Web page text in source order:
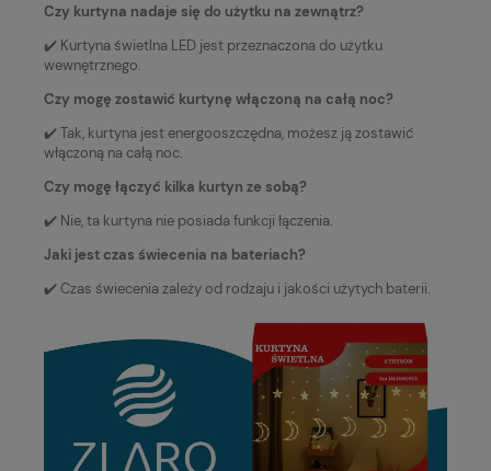
Czy kurtyna nadaje się do użytku na zewnątrz?
✔️ Kurtyna świetlna LED jest przeznaczona do użytku
wewnętrznego.
Czy mogę zostawić kurtynę włączoną na całą noc?
✔️ Tak, kurtyna jest energooszczędna, możesz ją zostawić
włączoną na całą noc.
Czy mogę łączyć kilka kurtyn ze sobą?
✔️ Nie, ta kurtyna nie posiada funkcji łączenia.
Jaki jest czas świecenia na bateriach?
✔️ Czas świecenia zależy od rodzaju i jakości użytych baterii.